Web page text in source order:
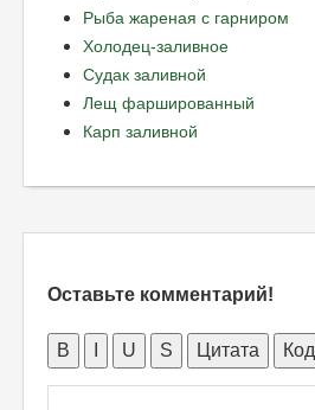
Рыба жареная с гарниром
Холодец-заливное
Судак заливной
Лещ фаршированный
Карп заливной
Оставьте комментарий!
B U S Цитата Код